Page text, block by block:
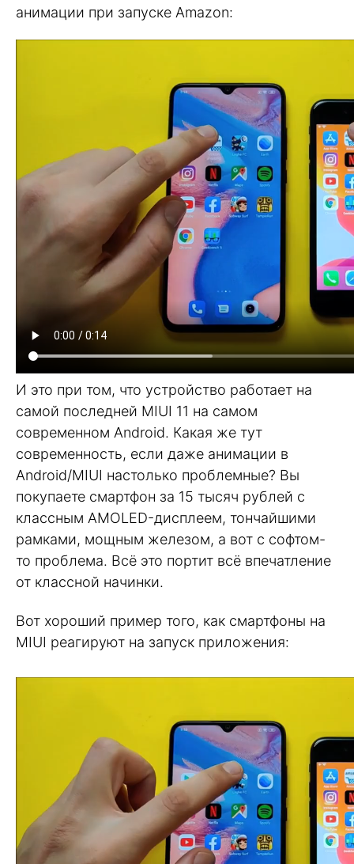
анимации при запуске Amazon:
И это при том, что устройство работает на
самой последней MIUI 11 на самом
современном Android. Какая же тут
современность, если даже анимации в
Android/MIUI настолько проблемные? Вы
покупаете смартфон за 15 тысяч рублей с
классным AMOLED-дисплеем, тончайшими
рамками, мощным железом, а вот с софтом-
то проблема. Всё это портит всё впечатление
от классной начинки.
Вот хороший пример того, как смартфоны на
MIUI реагируют на запуск приложения: